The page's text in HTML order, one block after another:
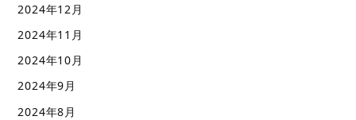
2024年12月
2024年11月
2024年10月
2024年9月
2024年8月